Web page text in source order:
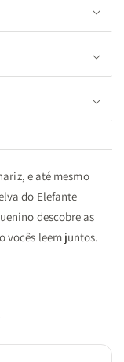
e até mesmo
do Elefante
descobre as
vocês leem juntos.